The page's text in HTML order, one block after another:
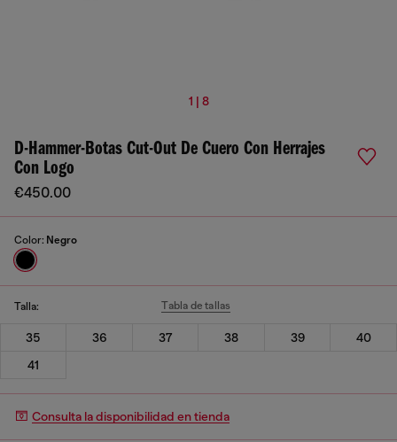
1 | 8
D-Hammer-Botas Cut-Out De Cuero Con Herrajes
Con Logo
€450.00
Color: Negro
Talla: Tabla de tallas
35 36 37 38 39
40
41
Consulta la disponibilidad en tienda